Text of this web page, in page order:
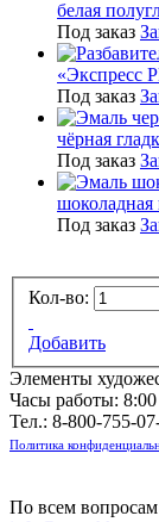
белая
Под заказ
«Экспресс
Под заказ
чёрная
Под заказ
шоколадная
Под заказ
Кол-во:
Добавить
Элементы
Часы работы:
Тел.: 8-800-755-
Политика
По всем